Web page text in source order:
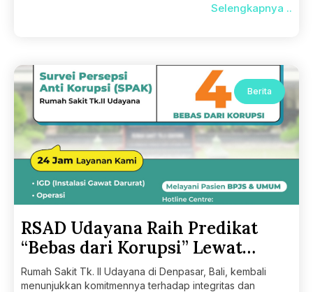
Selengkapnya ..
Berita
RSAD Udayana Raih Predikat
“Bebas dari Korupsi” Lewat
Survei SPAK 2025
Rumah Sakit Tk. II Udayana di Denpasar, Bali, kembali
menunjukkan komitmennya terhadap integritas dan